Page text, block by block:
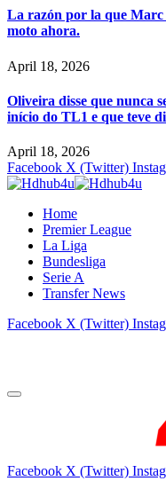
La razón por la que Marc
moto ahora.
April 18, 2026
Oliveira disse que nunca
início do TL1 e que teve
April 18, 2026
Facebook X (Twitter)
Home
Premier League
La Liga
Bundesliga
Serie A
Transfer News
Facebook X (Twitter)
Facebook X (Twitter)